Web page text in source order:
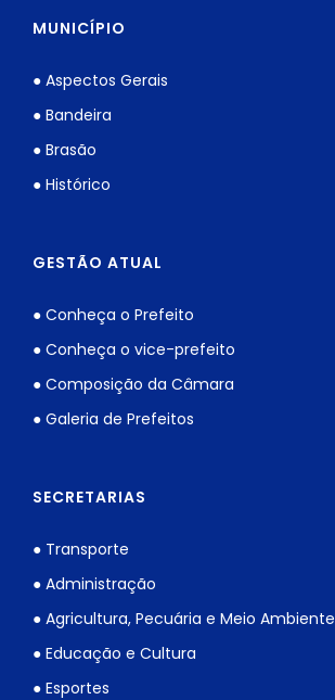
MUNICÍPIO
● Aspectos Gerais
● Bandeira
● Brasão
● Histórico
GESTÃO ATUAL
● Conheça o Prefeito
● Conheça o vice-prefeito
● Composição da Câmara
● Galeria de Prefeitos
SECRETARIAS
● Transporte
● Administração
● Agricultura, Pecuária e Meio Ambiente
● Educação e Cultura
● Esportes